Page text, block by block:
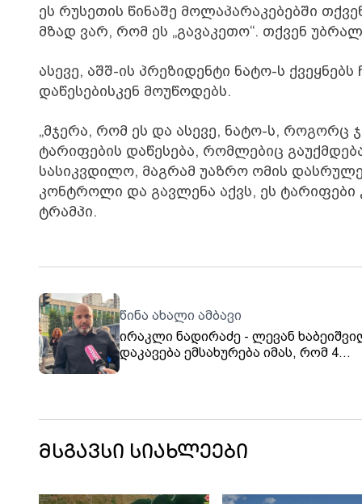
ეს რუსეთის წინაშე მოლაპარაკებებში
მზად ვარ, რომ ეს „გავაკეთო“. თქვენ
ასევე, აშშ-ის პრეზიდენტი ნატო-ს
დაწესებისკენ მოუწოდებს.
„მჯერა, რომ ეს და ასევე, ნატო-ს, როგორც
ტარიფების დაწესება, რომლებიც
სასიკვდილო, მაგრამ უაზრო ომის
კონტროლი და გავლენა აქვს, ეს
ტრამპი.
წინა ახალი ამბავი
ირაკლი ნადირაძე - ლევან
დაკავება ემსახურება იმას, რომ 4
მსგავსი სიახლეები